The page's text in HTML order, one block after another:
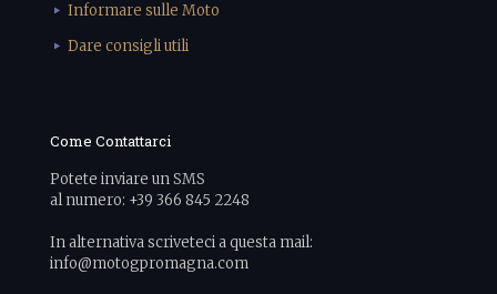
Informare sulle Moto
Dare consigli utili
Come Contattarci
Potete inviare un SMS
al numero: +39 366 845 2248
In alternativa scriveteci a questa mail:
info@motogpromagna.com